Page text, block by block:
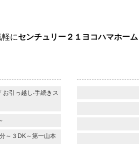
にセンチュリー２１ヨコハマホーム
お引っ越し‧⼿続きス
～３DK～第一山本